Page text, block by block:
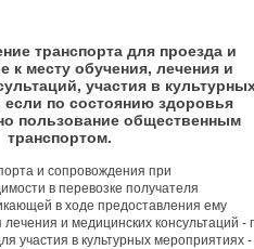
транспорта для проезда и
к месту обучения, лечения и
участия в
если по состоянию здоровья
пользование общественным
транспортом.
и сопровождения при
в перевозке получателя
в ходе предоставления ему
и медицинских консультаций -
участия в культурных мероприятиях -